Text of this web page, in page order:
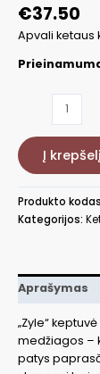
€37.50
Apvali ketaus
produkto
Ketaus
keptuvė
Zyle
Į krepšelį
Produkto
Kategorijos:
Aprašymas
„Zyle“
medžiagos –
patys